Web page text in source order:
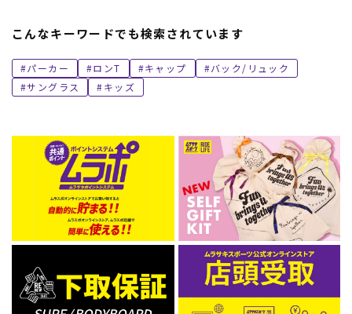
こんなキーワードでも検索されています
パーカー ロンT キャップ
バック/リュック
サングラス
キッズ